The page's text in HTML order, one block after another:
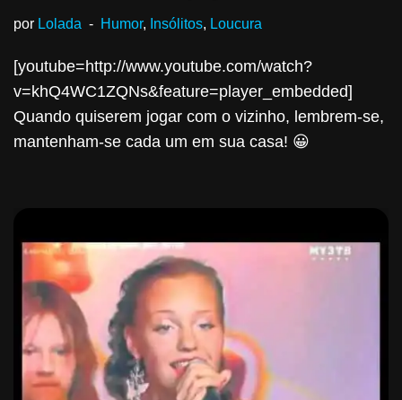
por Lolada Humor, Insólitos Loucura
[youtube=http://www.youtube.com/watch?
v=khQ4WC1ZQNs&feature=player_embedded]
Quando quiserem jogar com o vizinho, lembrem-se,
mantenham-se cada um em sua casa! 😀